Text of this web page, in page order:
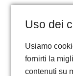
Uso dei
Usiamo
fornirti la
contenuti su